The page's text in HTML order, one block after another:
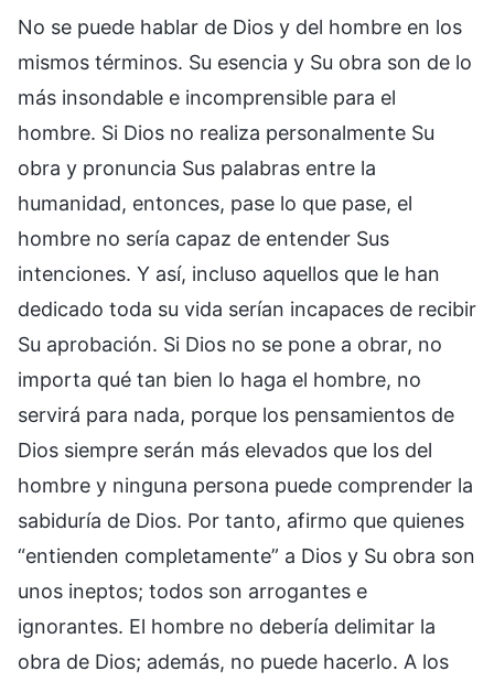
No se puede hablar de Dios y del hombre en los
mismos términos. Su esencia y Su obra son de lo
más insondable e incomprensible para el
hombre. Si Dios no realiza personalmente Su
obra y pronuncia Sus palabras entre la
humanidad, entonces, pase lo que pase, el
hombre no sería capaz de entender Sus
intenciones. Y así, incluso aquellos que le han
dedicado toda su vida serían incapaces de recibir
Su aprobación. Si Dios no se pone a obrar, no
importa qué tan bien lo haga el hombre, no
servirá para nada, porque los pensamientos de
Dios siempre serán más elevados que los del
hombre y ninguna persona puede comprender la
sabiduría de Dios. Por tanto, afirmo que quienes
“entienden completamente” a Dios y Su obra son
unos ineptos; todos son arrogantes e
ignorantes. El hombre no debería delimitar la
obra de Dios; además, no puede hacerlo. A los